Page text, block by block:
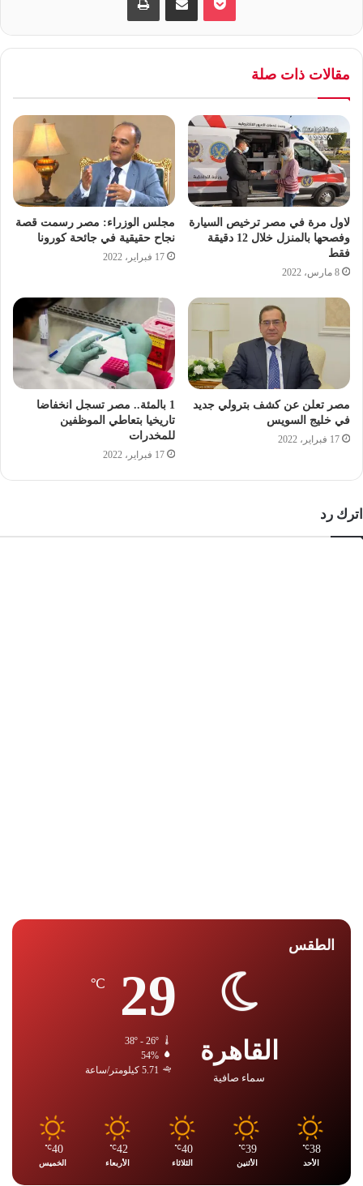
المقدمة للمواطنين خاصة فى القرى.
اجتماع سكرتير عام محافظة قنا لمتابعة معدلات تنفيذ
مشروعات مبادرة حياة كريمة
مقالات ذات صلة
لاول مرة في مصر ترخيص السيارة
وفصحها بالمنزل خلال 12 دقيقة
فقط
8 مارس، 2022
مجلس الوزراء: مصر رسمت قصة
نجاح حقيقية في جائحة كورونا
17 فبراير، 2022
مصر تعلن عن كشف بترولي جديد
في خليج السويس
17 فبراير، 2022
1 بالمئة.. مصر تسجل انخفاضا
تاريخيا بتعاطي الموظفين
للمخدرات
17 فبراير، 2022
اترك رد
الطقس
القاهرة
سماء صافية
29
℃
38º - 26º
54%
5.71 كيلومتر/ساعة
38
℃
الأحد
39
℃
الأثنين
40
℃
الثلاثاء
42
℃
الأربعاء
40
℃
الخميس